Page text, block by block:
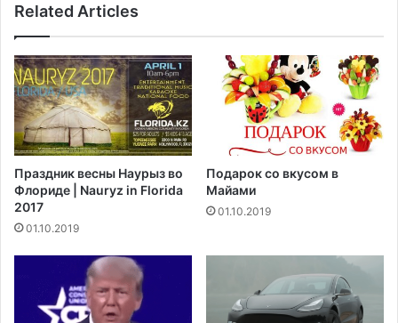
х
е
т
е
н
д
е
н
т
о
в
н
а
и
н
п
р
о
и
в
O
V
Related Articles
Праздник весны Наурыз во
Флориде | Nauryz in Florida
2017
01.10.2019
Подарок со вкусом в
Майами
01.10.2019